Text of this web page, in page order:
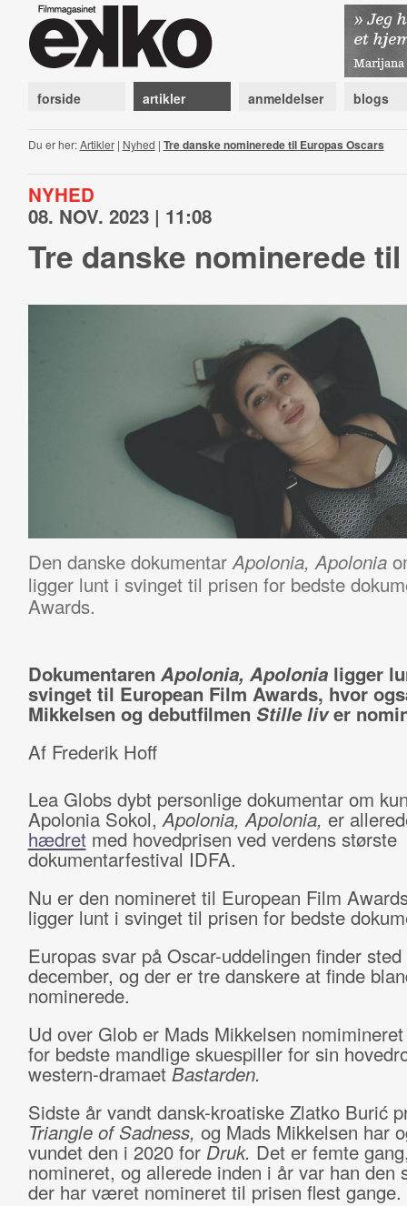
forside artikler anmeldelser blogs
Du er her:Artikler| Nyhed | Tre danske nominerede til Europas Oscars
NYHED
08. NOV. 2023 | 11:08
Tre danske nominerede
Den danske dokumentarApolonia, Apolonia
ligger lunt i svinget til prisen for bedste
Awards.
Dokumentaren Apolonia, Apolonia ligger
svinget til European Film Awards, hvor
Mikkelsen og debutfilmen Stille liver
Af Frederik Hoff
Lea Globs dybt personlige dokumentar om
Apolonia Sokol,Apolonia, Apolonia, er
hædretmed hovedprisen ved verdens største
dokumentarfestival IDFA.
Nu er den nomineret til European Film
ligger lunt i svinget til prisen for bedste
Europas svar på Oscar-uddelingen finder
december, og der er tre danskere at finde
nominerede.
Ud over Glob er Mads Mikkelsen
for bedste mandlige skuespiller for sin
western-dramaet Bastarden.
Sidste år vandt dansk-kroatiske Zlatko Burić
Triangle of Sadness, og Mads Mikkelsen har
vundet den i 2020 for Druk. Det er femte
nomineret, og allerede inden i år var han den
der har været nomineret til prisen flest gange.